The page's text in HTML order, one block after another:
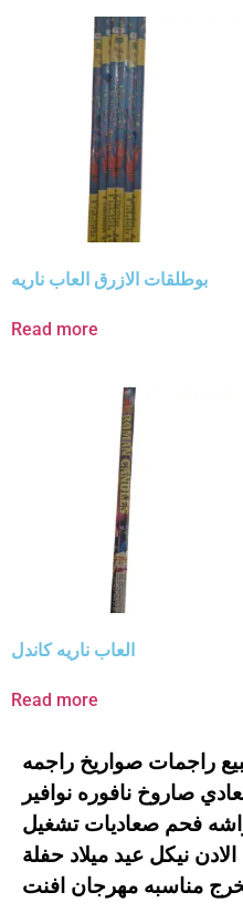
بوطلقات الازرق العاب ناريه
Read more
العاب ناريه كاندل
Read more
راجمات صواريخ راجمه
فحم صعاديات تشغيل
نيكل عيد ميلاد حفلة
مناسبه مهرجان افنت